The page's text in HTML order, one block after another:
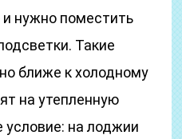
нужно поместить
Такие
ближе к холодному
на утепленную
на лоджии